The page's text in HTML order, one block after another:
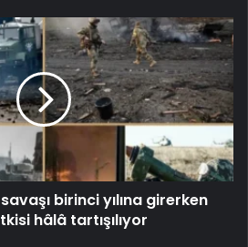
birinci yılına girerken
hâlâ tartışılıyor